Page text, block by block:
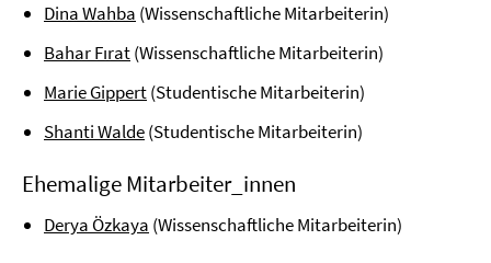
Dina Wahba (Wissenschaftliche Mitarbeiterin)
Bahar Fırat(Wissenschaftliche Mitarbeiterin)
Marie Gippert(Studentische Mitarbeiterin)
Shanti Walde(Studentische Mitarbeiterin)
Ehemalige Mitarbeiter_innen
Derya Özkaya (Wissenschaftliche Mitarbeiterin)